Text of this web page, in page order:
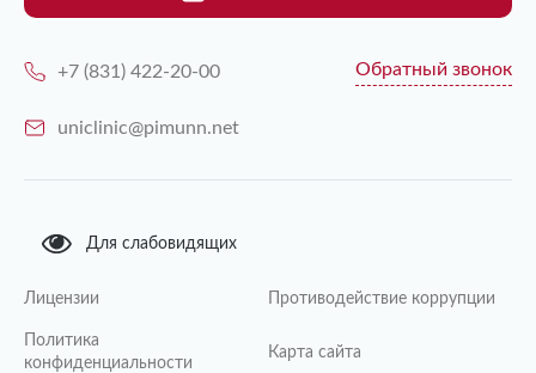
+7 (831) 422-20-00 Обратный звонок
uniclinic@pimunn.net
Для слабовидящих
Лицензии Противодействие коррупции
Политика
конфиденциальности
Карта сайта